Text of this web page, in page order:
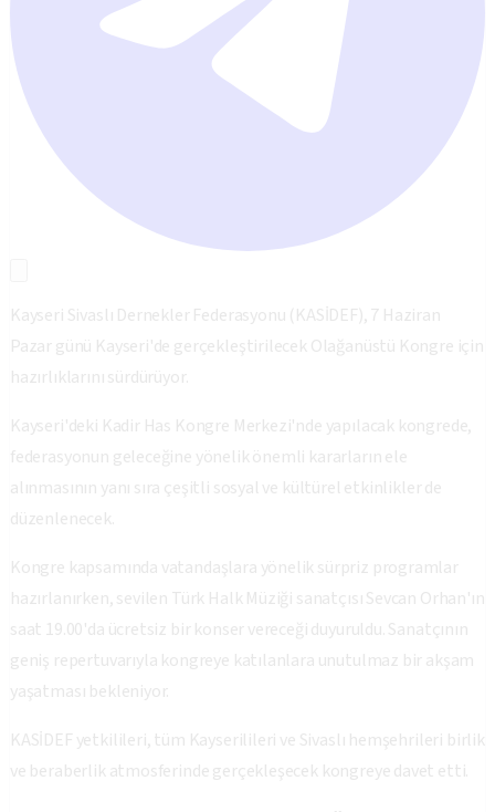
Kayseri Sivaslı Dernekler Federasyonu (KASİDEF), 7 Haziran
Pazar günü Kayseri'de gerçekleştirilecek Olağanüstü Kongre için
hazırlıklarını sürdürüyor.
Kayseri'deki Kadir Has Kongre Merkezi'nde yapılacak kongrede,
federasyonun geleceğine yönelik önemli kararların ele
alınmasının yanı sıra çeşitli sosyal ve kültürel etkinlikler de
düzenlenecek.
Kongre kapsamında vatandaşlara yönelik sürpriz programlar
hazırlanırken, sevilen Türk Halk Müziği sanatçısı Sevcan Orhan'ın
saat 19.00'da ücretsiz bir konser vereceği duyuruldu. Sanatçının
geniş repertuvarıyla kongreye katılanlara unutulmaz bir akşam
yaşatması bekleniyor.
KASİDEF yetkilileri, tüm Kayserilileri ve Sivaslı hemşehrileri birlik
ve beraberlik atmosferinde gerçekleşecek kongreye davet etti.